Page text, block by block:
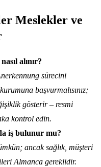
Meslekler ve
alınır?
sürecini
başvurmalısınız;
gösterir – resmi
kontrol edin.
iş bulunur mu?
ancak sağlık, müşteri
Almanca gereklidir.